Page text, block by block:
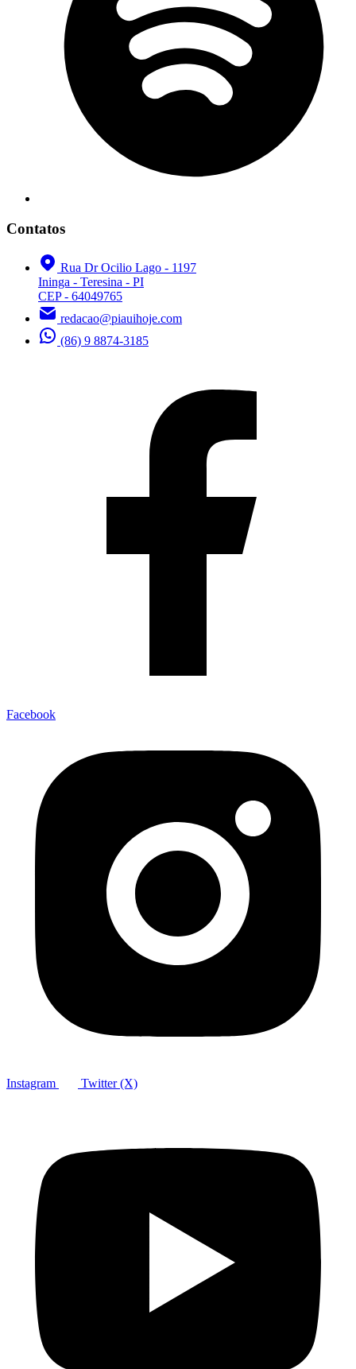
Contatos
Rua Dr Ocilio Lago - 1197
Ininga - Teresina - PI
CEP - 64049765
redacao@piauihoje.com
(86) 9 8874-3185
Facebook
Instagram Twitter (X)